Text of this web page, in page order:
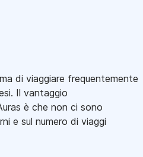
di viaggiare frequentemente
Il vantaggio
è che non ci sono
e sul numero di viaggi